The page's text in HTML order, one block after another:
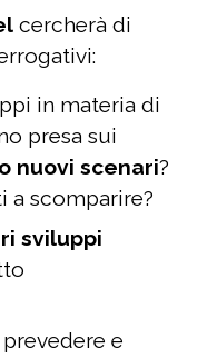
cercherà di
in materia di
presa sui
nuovi scenari?
a scomparire?
sviluppi
e